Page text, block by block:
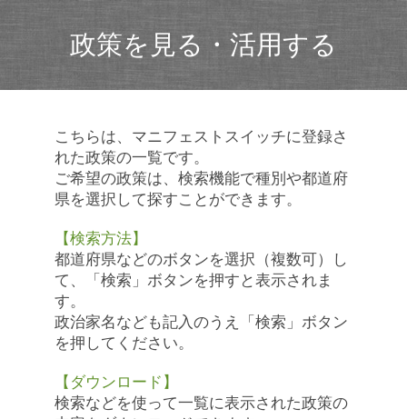
政策を見る・活用する
こちらは、マニフェストスイッチに登録さ
れた政策の一覧です。
ご希望の政策は、検索機能で種別や都道府
県を選択して探すことができます。
【検索方法】
都道府県などのボタンを選択（複数可）し
て、「検索」ボタンを押すと表示されま
す。
政治家名なども記入のうえ「検索」ボタン
を押してください。
【ダウンロード】
検索などを使って一覧に表示された政策の